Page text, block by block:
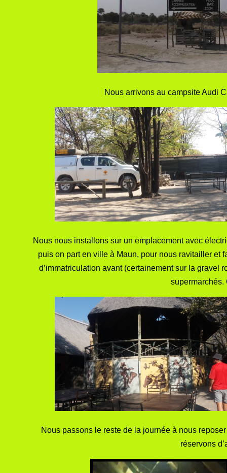
Nous arrivons au campsite Audi
Nous nous installons sur un emplacement avec
puis on part en ville à Maun, pour nous ravitailler et
d’immatriculation avant (certainement sur la gravel
supermarchés.
Nous passons le reste de la journée à nous
réservons